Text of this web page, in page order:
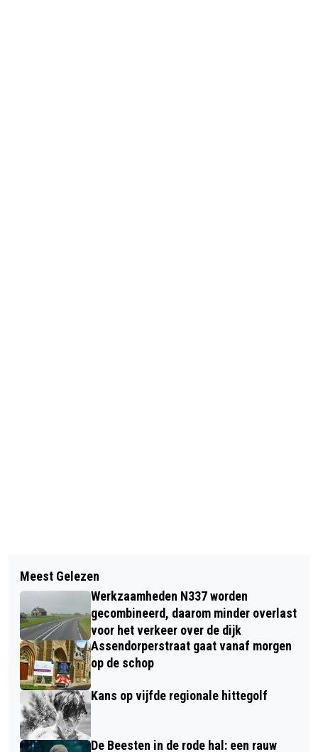
ONDERZOEK CBS: GROTE BEREIDHEID
OM TE LATEN VACCINEREN TEGEN
HET CORONAVIRUS
THOMAS VAN DEN BELT NOG ZEKER
EEN JAAR LANGER IN HET
BLAUWWITTE SHIRT VAN PEC ZWOLLE
Meest Gelezen
Werkzaamheden N337 worden
gecombineerd, daarom minder overlast
voor het verkeer over de dijk
Assendorperstraat gaat vanaf morgen
op de schop
Kans op vijfde regionale hittegolf
De Beesten in de rode hal: een rauw